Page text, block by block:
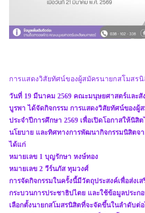
การแสดงวิสัยทัศน์ของผู้สมัครนายกสโมสร
วันที่ 19 มีนาคม 2569 คณะมนุษยศาสตร์และ
บูรพา ได้จัดกิจกรรม การแสดงวิสัยทัศน์ของผู้
ประจำปีการศึกษา 2569 เพื่อเปิดโอกาสให้นิสิ
นโยบาย และทิศทางการพัฒนากิจกรรมนิสิตจ
ได้แก่
หมายเลข 1 บุญรักษา หงษ์ทอง
หมายเลข 2 วีร์นภัส ทุมวงศ์
การจัดกิจกรรมในครั้งนี้มีวัตถุประสงค์เพื่อส่งเ
กระบวนการประชาธิปไตย และใช้ข้อมูลประก
เลือกตั้งนายกสโมสรนิสิตที่จะจัดขึ้นในลำดับต่อ